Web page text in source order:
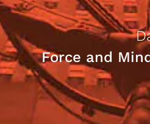
Force and